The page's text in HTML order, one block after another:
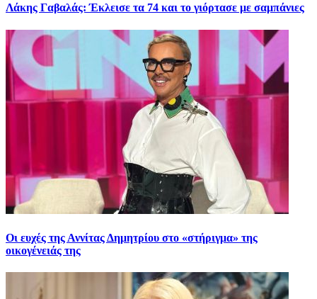
Λάκης Γαβαλάς: Έκλεισε τα 74 και το γιόρτασε με σαμπάνιες
Οι ευχές της Αννίτας Δημητρίου στο «στήριγμα» της
οικογένειάς της